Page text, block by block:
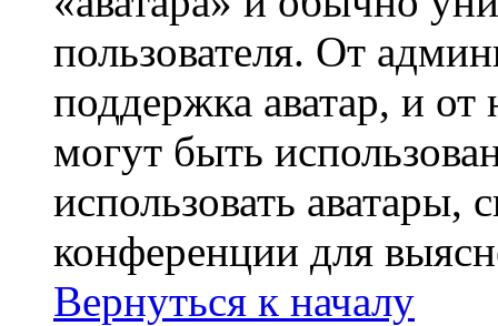
пользователя. От
поддержка аватар, и от
могут быть
использовать аватары,
конференции для
Вернуться к началу